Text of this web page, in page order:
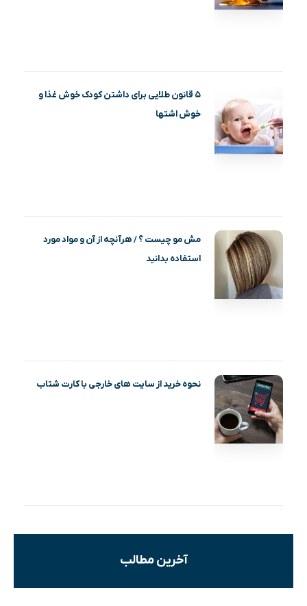
۵ قانون طلایی برای داشتن کودک خوش غذا و
خوش اشتها
مش مو چیست ؟ / هرآنچه از آن و مواد مورد
استفاده بدانید
نحوه خرید از سایت های خارجی با کارت شتاب
آخرین مطالب